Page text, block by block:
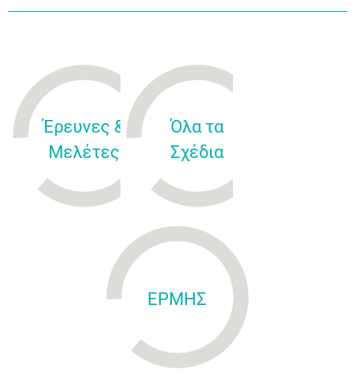
Έρευνες &
Μελέτες
Όλα τα
Σχέδια
ΕΡΜΗΣ